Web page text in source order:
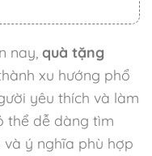
nay, quà tặng
xu hướng phổ
yêu thích và làm
thể dễ dàng tìm
ý nghĩa phù hợp